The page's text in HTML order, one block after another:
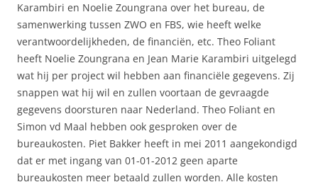
Karambiri en Noelie Zoungrana over het bureau, de
samenwerking tussen ZWO en FBS, wie heeft welke
verantwoordelijkheden, de financiën, etc. Theo Foliant
heeft Noelie Zoungrana en Jean Marie Karambiri uitgelegd
wat hij per project wil hebben aan financiële gegevens. Zij
snappen wat hij wil en zullen voortaan de gevraagde
gegevens doorsturen naar Nederland. Theo Foliant en
Simon vd Maal hebben ook gesproken over de
bureaukosten. Piet Bakker heeft in mei 2011 aangekondigd
dat er met ingang van 01-01-2012 geen aparte
bureaukosten meer betaald zullen worden. Alle kosten